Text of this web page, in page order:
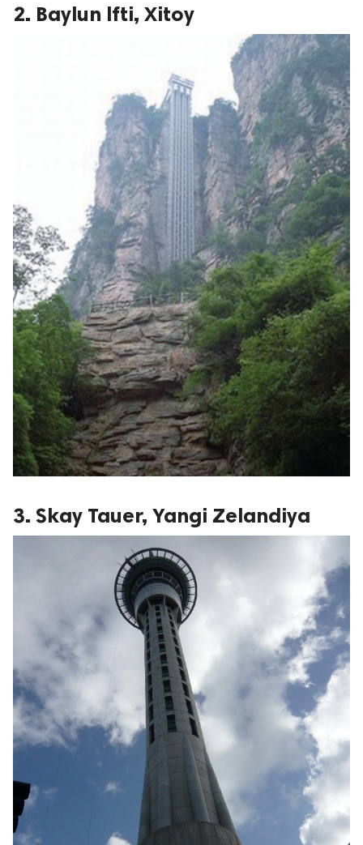
2. Baylun lfti, Xitoy
3. Skay Tauer, Yangi Zelandiya